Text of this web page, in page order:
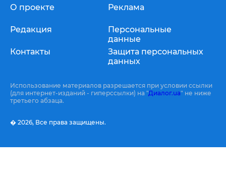
О проекте
Редакция
Контакты
Реклама
Персональные
данные
Защита персональных
данных
Использование материалов разрешается при условии ссылки
(для интернет-изданий - гиперссылки) на "Диалог.ua" не ниже
третьего абзаца.
� 2026, Все права защищены.